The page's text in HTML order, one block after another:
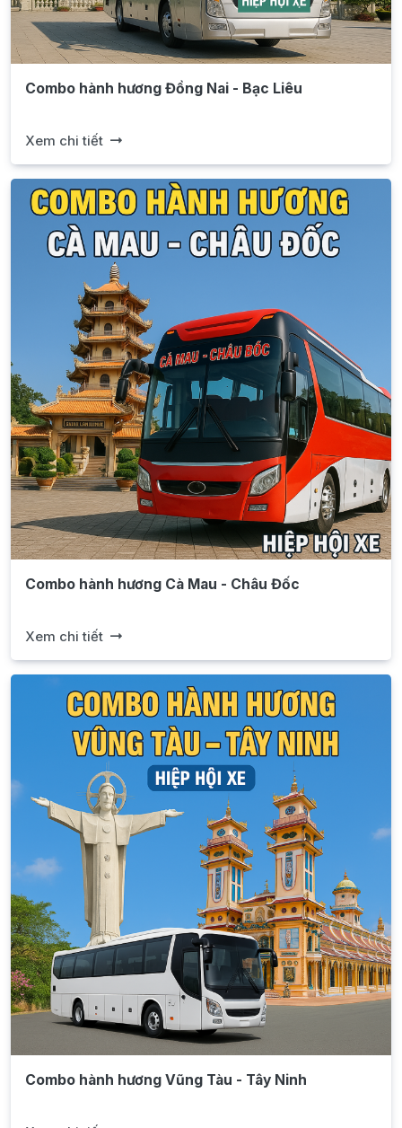
Combo hành hương Đồng Nai - Bạc Liêu
Xem chi tiết
Combo hành hương Cà Mau - Châu Đốc
Xem chi tiết
Combo hành hương Vũng Tàu - Tây Ninh